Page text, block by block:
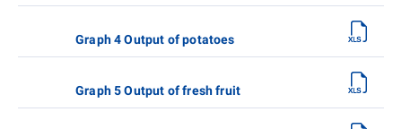
Graph 4 Output of potatoes
Graph 5 Output of fresh fruit